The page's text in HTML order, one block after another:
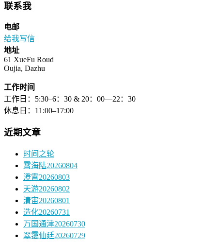
联系我
电邮
给我写信
地址
61 XueFu Roud
Oujia, Dazhu
工作时间
工作日：5:30–6：30 & 20：00—22：30
休息日：11:00–17:00
近期文章
时间之轮
霄海陆20260804
澄霄20260803
天游20260802
清宙20260801
造化20260731
万国通津20260730
翠霭仙廷20260729